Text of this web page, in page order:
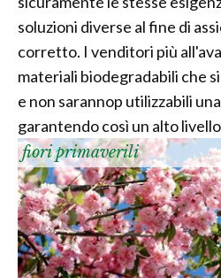
soluzioni diverse al fine di
corretto. I venditori più
materiali biodegradabili che
e non sarannop utilizzabili
garantendo così un alto
fiori primaverili